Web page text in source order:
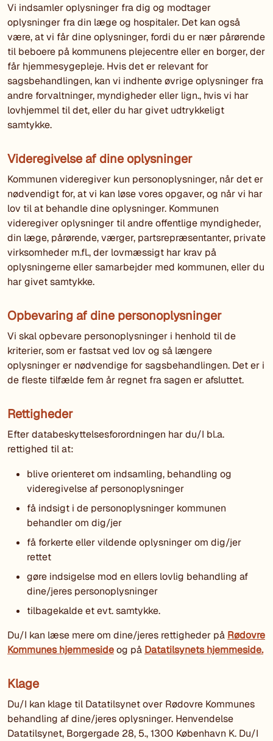
Vi indsamler oplysninger fra dig og modtager
oplysninger fra din læge og hospitaler. Det kan også
være, at vi får dine oplysninger, fordi du er nær pårørende
til beboere på kommunens plejecentre eller en borger, der
får hjemmesygepleje. Hvis det er relevant for
sagsbehandlingen, kan vi indhente øvrige oplysninger fra
andre forvaltninger, myndigheder eller lign., hvis vi har
lovhjemmel til det, eller du har givet udtrykkeligt
samtykke.
Videregivelse af dine oplysninger
Kommunen videregiver kun personoplysninger, når det er
nødvendigt for, at vi kan løse vores opgaver, og når vi har
lov til at behandle dine oplysninger. Kommunen
videregiver oplysninger til andre offentlige myndigheder,
din læge, pårørende, værger, partsrepræsentanter, private
virksomheder m.fl., der lovmæssigt har krav på
oplysningerne eller samarbejder med kommunen, eller du
har givet samtykke.
Opbevaring af dine personoplysninger
Vi skal opbevare personoplysninger i henhold til de
kriterier, som er fastsat ved lov og så længere
oplysninger er nødvendige for sagsbehandlingen. Det er i
de fleste tilfælde fem år regnet fra sagen er afsluttet.
Rettigheder
Efter databeskyttelsesforordningen har du/I bl.a.
rettighed til at:
blive orienteret om indsamling, behandling og
videregivelse af personoplysninger
få indsigt i de personoplysninger kommunen
behandler om dig/jer
få forkerte eller vildende oplysninger om dig/jer
rettet
gøre indsigelse mod en ellers lovlig behandling af
dine/jeres personoplysninger
tilbagekalde et evt. samtykke.
Du/I kan læse mere om dine/jeres rettigheder på Rødovre
Kommunes hjemmesideog på Datatilsynets hjemmeside.
Klage
Du/I kan klage til Datatilsynet over Rødovre Kommunes
behandling af dine/jeres oplysninger. Henvendelse
Datatilsynet, Borgergade 28, 5., 1300 København K. Du/I